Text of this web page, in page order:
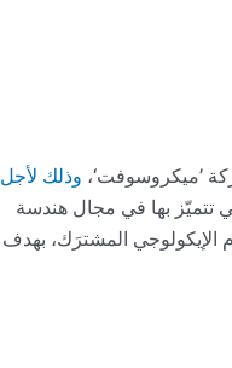
’ميكروسوفت‘، وذلك لأجل
تتميّز بها في مجال هندسة
الإيكولوجي المشترَك، بهدف